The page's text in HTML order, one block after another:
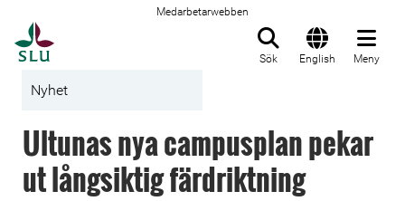
Medarbetarwebben
Sök English Meny
Nyhet
Ultunas nya campusplan pekar
ut långsiktig färdriktning